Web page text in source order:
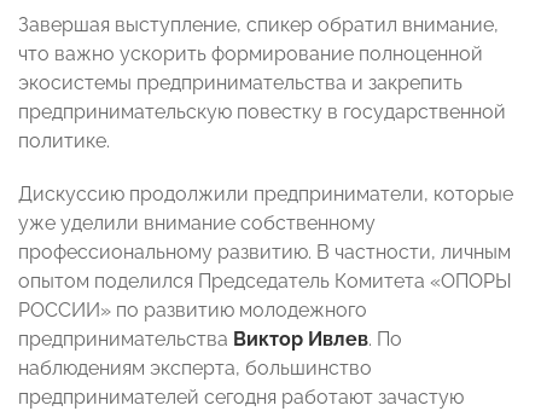
Завершая выступление, спикер обратил внимание,
что важно ускорить формирование полноценной
экосистемы предпринимательства и закрепить
предпринимательскую повестку в государственной
политике.
Дискуссию продолжили предприниматели, которые
уже уделили внимание собственному
профессиональному развитию. В частности, личным
опытом поделился Председатель Комитета «ОПОРЫ
РОССИИ» по развитию молодежного
предпринимательства Виктор Ивлев. По
наблюдениям эксперта, большинство
предпринимателей сегодня работают зачастую